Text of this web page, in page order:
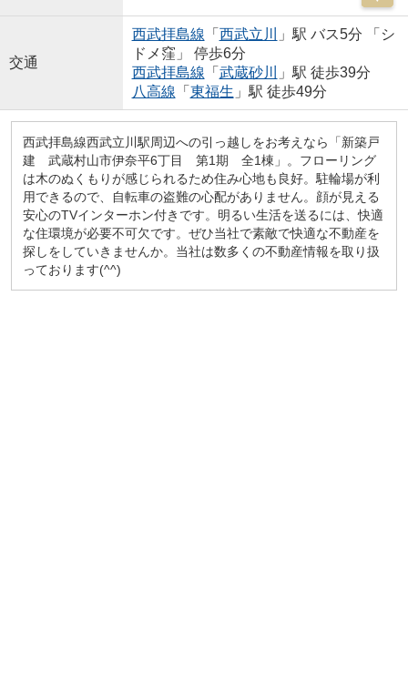
交通
西武拝島線 「 西武立川
」駅 バス5分 「シ
ドメ窪」 停歩6分
西武拝島線 「 武蔵砂川
」駅 徒歩39分
八高線 「 東福生 」駅 徒歩49分
西武拝島線西武立川駅周辺への引っ越しをお考えなら「新築戸
建 武蔵村山市伊奈平6丁目 第1期 全1棟」。フローリング
は木のぬくもりが感じられるため住み心地も良好。駐輪場が利
用できるので、自転車の盗難の心配がありません。顔が見える
安心のTVインターホン付きです。明るい生活を送るには、快適
な住環境が必要不可欠です。ぜひ当社で素敵で快適な不動産を
探しをしていきませんか。当社は数多くの不動産情報を取り扱
っております(^^)